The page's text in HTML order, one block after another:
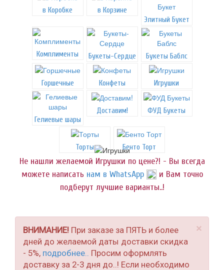
в Коробке
в Корзине
Элитный Букет
Комплименты Букеты-Сердце Букеты Баблс
Горшечные Конфеты Игрушки
Гелиевые шары
Доставим! ФУД Букеты
Торты Бенто Торт
Не нашли желаемой Игрушки по цене?! - Вы всегда
можете написать нам в WhatsApp
и Вам точно
подберут лучшие варианты..!
×
ВНИМАНИЕ! При заказе за ПЯТЬ и более
дней до желаемой даты доставки скидка
- 5%, подробнее..
Просим оформлять
доставку за 2-3 дня до..! Если необходимо